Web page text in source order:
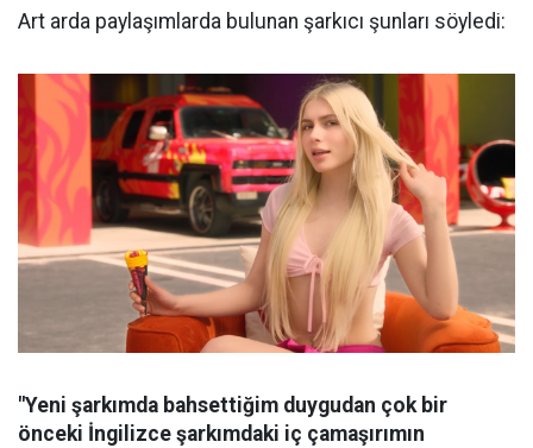
Art arda paylaşımlarda bulunan şarkıcı şunları söyledi:
"Yeni şarkımda bahsettiğim duygudan çok bir
önceki İngilizce şarkımdaki iç çamaşırımın